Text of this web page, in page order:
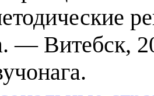
— Витебск,